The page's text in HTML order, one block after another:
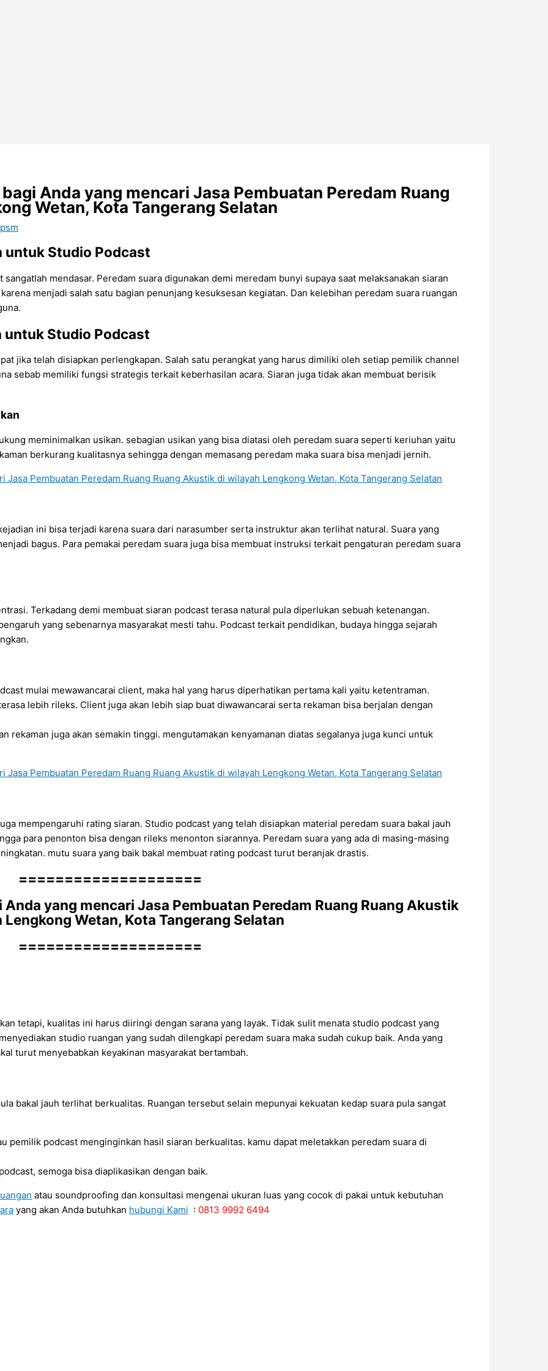
Anda yang mencari Jasa Pembuatan Peredam Ruang
Wetan, Kota Tangerang Selatan
untuk Studio Podcast
mendasar. Peredam suara digunakan demi meredam bunyi supaya saat melaksanakan siaran
menjadi salah satu bagian penunjang kesuksesan kegiatan. Dan kelebihan peredam suara ruangan
untuk Studio Podcast
jika telah disiapkan perlengkapan. Salah satu perangkat yang harus dimiliki oleh setiap pemilik channel
sebab memiliki fungsi strategis terkait keberhasilan acara. Siaran juga tidak akan membuat berisik
meminimalkan usikan. sebagian usikan yang bisa diatasi oleh peredam suara seperti keriuhan yaitu
berkurang kualitasnya sehingga dengan memasang peredam maka suara bisa menjadi jernih.
ini bisa terjadi karena suara dari narasumber serta instruktur akan terlihat natural. Suara yang
bagus. Para pemakai peredam suara juga bisa membuat instruksi terkait pengaturan peredam suara
Terkadang demi membuat siaran podcast terasa natural pula diperlukan sebuah ketenangan.
yang sebenarnya masyarakat mesti tahu. Podcast terkait pendidikan, budaya hingga sejarah
mulai mewawancarai client, maka hal yang harus diperhatikan pertama kali yaitu ketentraman.
lebih rileks. Client juga akan lebih siap buat diwawancarai serta rekaman bisa berjalan dengan
rekaman juga akan semakin tinggi. mengutamakan kenyamanan diatas segalanya juga kunci untuk
mempengaruhi rating siaran. Studio podcast yang telah disiapkan material peredam suara bakal jauh
para penonton bisa dengan rileks menonton siarannya. Peredam suara yang ada di masing-masing
mutu suara yang baik bakal membuat rating podcast turut beranjak drastis.
====================
yang mencari Jasa Pembuatan Peredam Ruang Ruang Akustik
Lengkong Wetan, Kota Tangerang Selatan
====================
tetapi, kualitas ini harus diiringi dengan sarana yang layak. Tidak sulit menata studio podcast yang
studio ruangan yang sudah dilengkapi peredam suara maka sudah cukup baik. Anda yang
turut menyebabkan keyakinan masyarakat bertambah.
bakal jauh terlihat berkualitas. Ruangan tersebut selain mepunyai kekuatan kedap suara pula sangat
pemilik podcast menginginkan hasil siaran berkualitas. kamu dapat meletakkan peredam suara di
semoga bisa diaplikasikan dengan baik.
atau soundproofing dan konsultasi mengenai ukuran luas yang cocok di pakai untuk kebutuhan
yang akan Anda butuhkan hubungi Kami : 0813 9992 6494